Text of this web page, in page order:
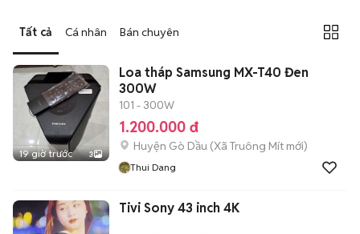
Tất cả Cá nhân Bán chuyên
19 giờ trước 3
Loa tháp Samsung MX-T40 Đen
300W
101 - 300W
1.200.000 đ
Huyện Gò Dầu (Xã Truông Mít mới)
Thui Dang
Tivi Sony 43 inch 4K